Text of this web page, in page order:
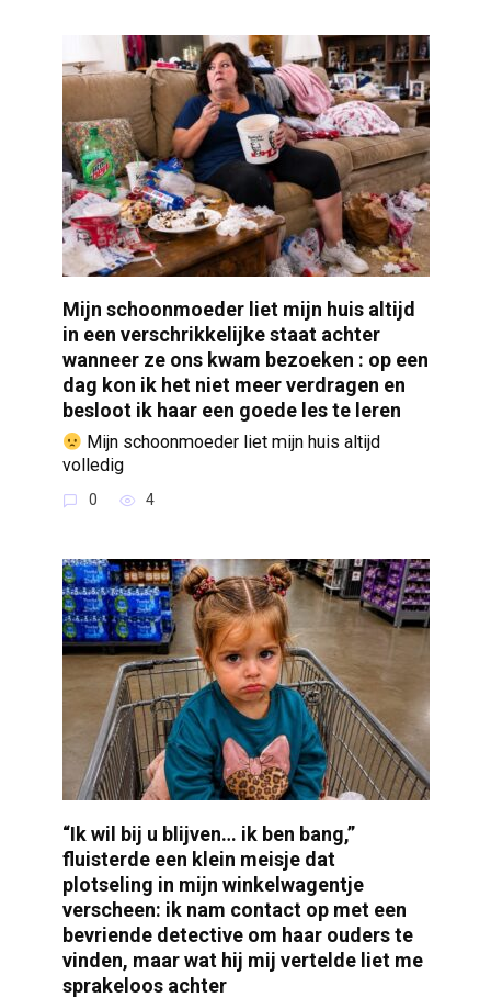
Mijn schoonmoeder liet mijn huis altijd
in een verschrikkelijke staat achter
wanneer ze ons kwam bezoeken : op een
dag kon ik het niet meer verdragen en
besloot ik haar een goede les te leren
Mijn schoonmoeder liet mijn huis altijd
volledig
0 4
“Ik wil bij u blijven… ik ben bang,”
fluisterde een klein meisje dat
plotseling in mijn winkelwagentje
verscheen: ik nam contact op met een
bevriende detective om haar ouders te
vinden, maar wat hij mij vertelde liet me
sprakeloos achter